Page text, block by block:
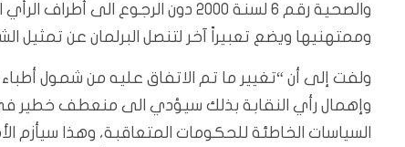
والصحية رقم 6 لسنة 2000 دون الرجوع
وممتهنيها ويضع تعبيراً آخر لتنصل البرلمان عن تمثيل
ولفت إلى أن “تغيير ما تم الاتفاق عليه من شمول أطباء
وإهمال رأي النقابة بذلك سيؤدي الى منعطف خطير
السياسات الخاطئة للحكومات المتعاقبة، وهذا سيأزم